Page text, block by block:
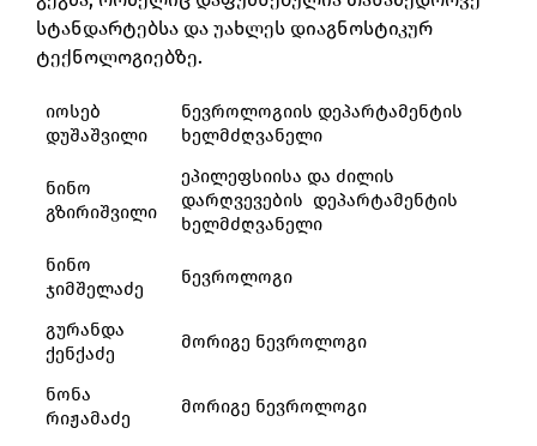
სტანდარტებსა და უახლეს დიაგნოსტიკურ
ტექნოლოგიებზე.
იოსებ
დუშაშვილი
ნევროლოგიის დეპარტამენტის
ხელმძღვანელი
ნინო
გზირიშვილი
ეპილეფსიისა და ძილის
დარღვევების დეპარტამენტის
ხელმძღვანელი
ნინო
ჯიმშელაძე
ნევროლოგი
გურანდა
ქენქაძე
მორიგე ნევროლოგი
ნონა
რიჟამაძე
მორიგე ნევროლოგი